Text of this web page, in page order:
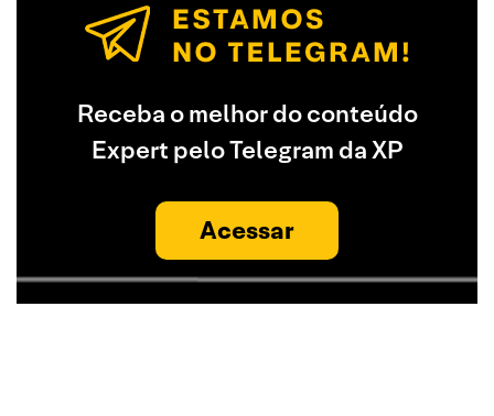
Receba o melhor do conteúdo
Expert pelo Telegram da XP
Acessar